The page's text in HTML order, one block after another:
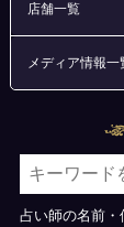
店舗一覧
メディア情報一
占い師の名前・